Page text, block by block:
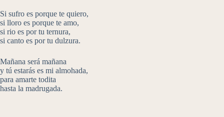
Si sufro es porque te quiero,
si lloro es porque te amo,
si rio es por tu ternura,
si canto es por tu dulzura.
Mañana será mañana
y tú estarás es mi almohada,
para amarte todita
hasta la madrugada.